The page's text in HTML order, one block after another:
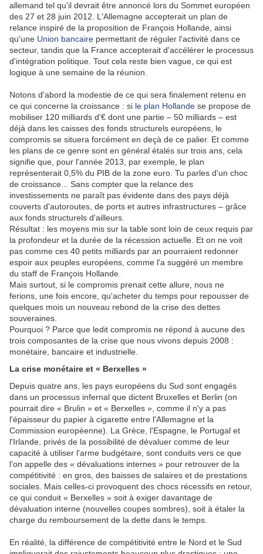
allemand tel qu'il devrait être annoncé lors du Sommet européen
des 27 et 28 juin 2012. L'Allemagne accepterait un plan de
relance inspiré de la proposition de François Hollande, ainsi
qu'une Union bancaire permettant de réguler l'activité dans ce
secteur, tandis que la France accepterait d'accélérer le processus
d'intégration politique. Tout cela reste bien vague, ce qui est
logique à une semaine de la réunion.
Notons d'abord la modestie de ce qui sera finalement retenu en
ce qui concerne la croissance : si le plan Hollande se propose de
mobiliser 120 milliards d'€ dont une partie – 50 milliards – est
déjà dans les caisses des fonds structurels européens, le
compromis se situera forcément en deçà de ce palier. Et comme
les plans de ce genre sont en général étalés sur trois ans, cela
signifie que, pour l'année 2013, par exemple, le plan
représenterait 0,5% du PIB de la zone euro. Tu parles d'un choc
de croissance... Sans compter que la relance des
investissements ne paraît pas évidente dans des pays déjà
couverts d'autoroutes, de ports et autres infrastructures – grâce
aux fonds structurels d'ailleurs.
Résultat : les moyens mis sur la table sont loin de ceux requis par
la profondeur et la durée de la récession actuelle. Et on ne voit
pas comme ces 40 petits milliards par an pourraient redonner
espoir aux peuples européens, comme l'a suggéré un membre
du staff de François Hollande.
Mais surtout, si le compromis prenait cette allure, nous ne
ferions, une fois encore, qu'acheter du temps pour repousser de
quelques mois un nouveau rebond de la crise des dettes
souveraines.
Pourquoi ? Parce que ledit compromis ne répond à aucune des
trois composantes de la crise que nous vivons depuis 2008 :
monétaire, bancaire et industrielle.
La crise monétaire et « Berxelles »
Depuis quatre ans, les pays européens du Sud sont engagés
dans un processus infernal que dictent Bruxelles et Berlin (on
pourrait dire « Brulin » et « Berxelles », comme il n'y a pas
l'épaisseur du papier à cigarette entre l'Allemagne et la
Commission européenne). La Grèce, l'Espagne, le Portugal et
l'Irlande, privés de la possibilité de dévaluer comme de leur
capacité à utiliser l'arme budgétaire, sont conduits vers ce que
l'on appelle des « dévaluations internes » pour retrouver de la
compétitivité : en gros, des baisses de salaires et de prestations
sociales. Mais celles-ci provoquent des chocs récessifs en retour,
ce qui conduit « Berxelles » soit à exiger davantage de
dévaluation interne (nouvelles coupes sombres), soit à étaler la
charge du remboursement de la dette dans le temps.
En réalité, la différence de compétitivité entre le Nord et le Sud